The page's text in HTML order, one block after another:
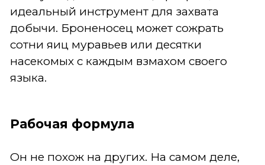
идеальный инструмент для захвата
добычи. Броненосец может сожрать
сотни яиц муравьев или десятки
насекомых с каждым взмахом своего
языка.
Рабочая формула
Он не похож на других. На самом деле,